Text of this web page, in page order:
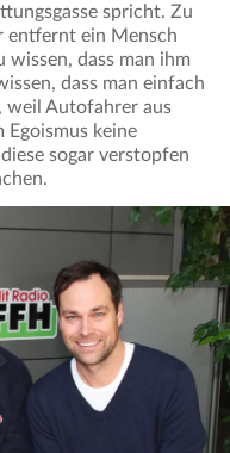
spricht. Zu
entfernt ein Mensch
wissen, dass man ihm
dass man einfach
weil Autofahrer aus
Egoismus keine
sogar verstopfen